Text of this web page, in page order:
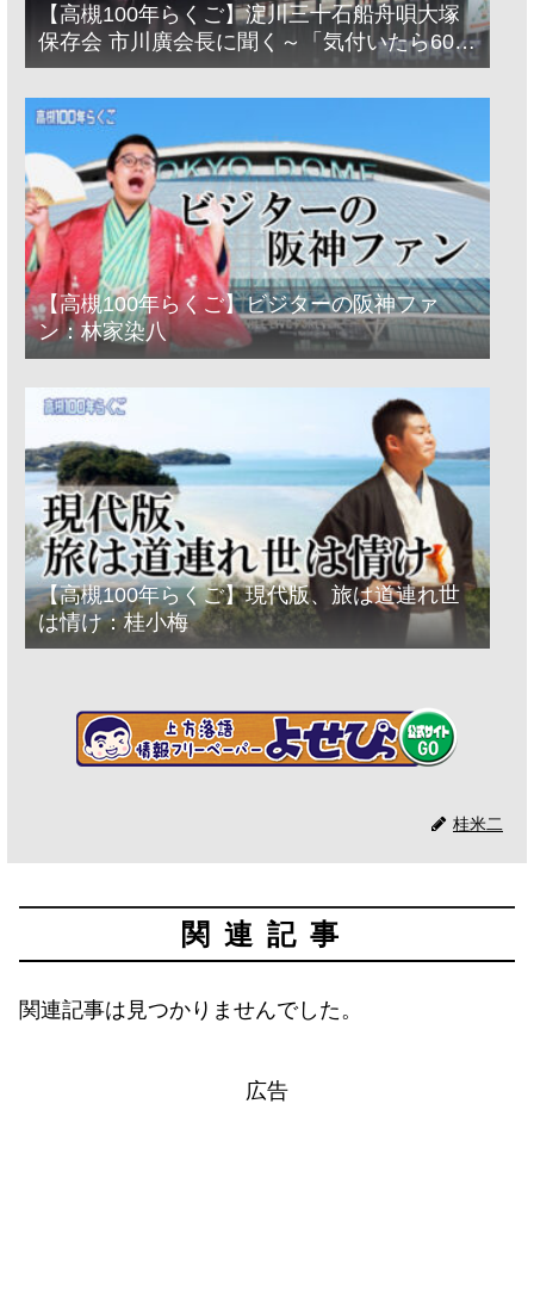
【高槻100年らくご】淀川三十石船舟唄大塚
保存会 市川廣会長に聞く～「気付いたら60年
経っとった」
【高槻100年らくご】ビジターの阪神ファ
ン：林家染八
【高槻100年らくご】現代版、旅は道連れ世
は情け：桂小梅
桂米二
関連記事
関連記事は見つかりませんでした。
広告